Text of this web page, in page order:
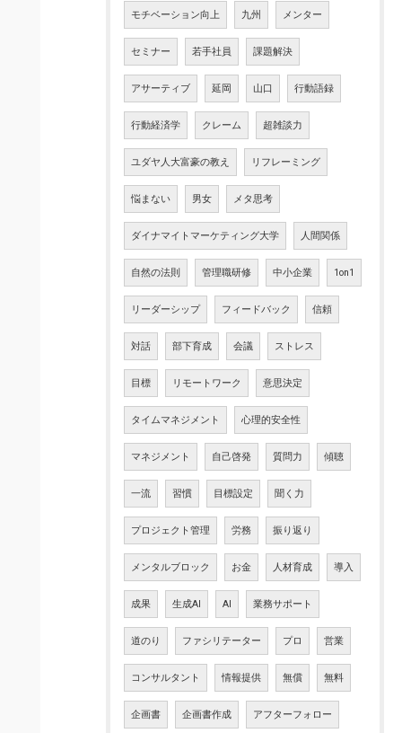
モチベーション向上 九州 メンター
セミナー 若手社員 課題解決
アサーティブ 延岡 山口 行動語録
行動経済学 クレーム 超雑談力
ユダヤ人大富豪の教え リフレーミング
悩まない 男女 メタ思考
ダイナマイトマーケティング大学 人間関係
自然の法則 管理職研修 中小企業 1on1
リーダーシップ フィードバック 信頼
対話 部下育成 会議 ストレス
目標 リモートワーク 意思決定
タイムマネジメント 心理的安全性
マネジメント 自己啓発 質問力 傾聴
一流 習慣 目標設定 聞く力
プロジェクト管理 労務 振り返り
メンタルブロック お金 人材育成 導入
成果 生成AI AI 業務サポート
道のり ファシリテーター プロ 営業
コンサルタント 情報提供 無償 無料
企画書 企画書作成 アフターフォロー